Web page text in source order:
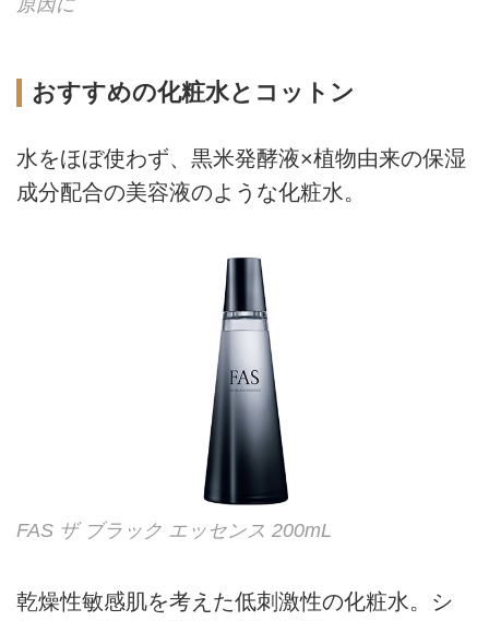
原因に
おすすめの化粧水とコットン
水をほぼ使わず、黒米発酵液×植物由来の保湿
成分配合の美容液のような化粧水。
FAS ザ ブラック エッセンス 200mL
乾燥性敏感肌を考えた低刺激性の化粧水。シ